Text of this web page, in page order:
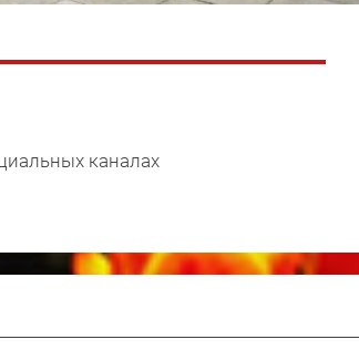
каналах